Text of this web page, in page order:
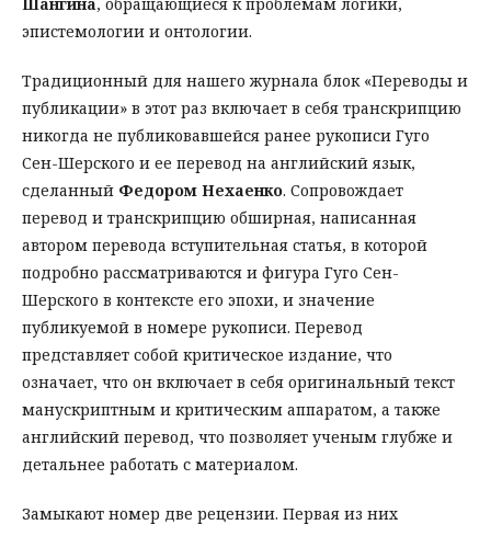
эпистемологии и онтологии.
Традиционный для нашего журнала блок «Переводы и
публикации» в этот раз включает в себя транскрипцию
никогда не публиковавшейся ранее рукописи Гуго
Сен-Шерского и ее перевод на английский язык,
сделанный Федором Нехаенко. Сопровождает
перевод и транскрипцию обширная, написанная
автором перевода вступительная статья, в которой
подробно рассматриваются и фигура Гуго Сен-
Шерского в контексте его эпохи, и значение
публикуемой в номере рукописи. Перевод
представляет собой критическое издание, что
означает, что он включает в себя оригинальный текст
манускриптным и критическим аппаратом, а также
английский перевод, что позволяет ученым глубже и
детальнее работать с материалом.
Замыкают номер две рецензии. Первая из них